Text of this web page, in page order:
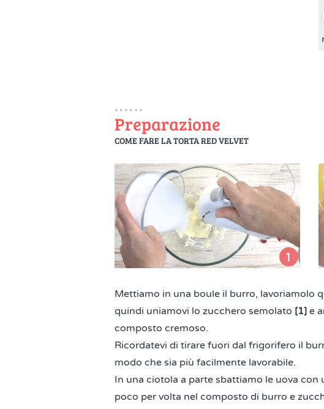
Preparazione
COME FARE LA TORTA RED VELVET
Mettiamo in una boule il burro, lavoriamolo
quindi uniamovi lo zucchero semolato [1] e
composto cremoso.
Ricordatevi di tirare fuori dal frigorifero il
modo che sia più facilmente lavorabile.
In una ciotola a parte sbattiamo le uova con
poco per volta nel composto di burro e